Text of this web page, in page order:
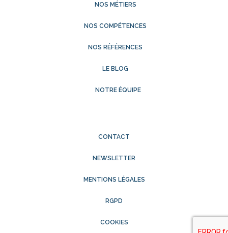
NOS MÉTIERS
NOS COMPÉTENCES
NOS RÉFÉRENCES
LE BLOG
NOTRE ÉQUIPE
CONTACT
NEWSLETTER
MENTIONS LÉGALES
RGPD
COOKIES